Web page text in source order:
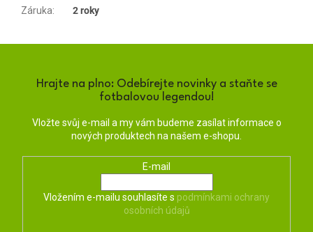
Záruka: 2 roky
Hrajte na plno: Odebírejte novinky a staňte se
fotbalovou legendou!
Vložte svůj e-mail a my vám budeme zasílat informace o
nových produktech na našem e-shopu.
E-mail
Vložením e-mailu souhlasíte s podmínkami ochrany
osobních údajů